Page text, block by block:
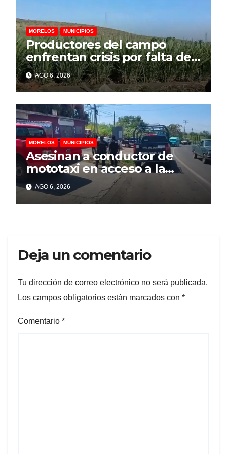
MORELOS MUNICIPIOS
Productores del campo
enfrentan crisis por falta de
financiamiento, advierte
representante cañero
AGO 6, 2026
MORELOS MUNICIPIOS
Asesinan a conductor de
mototaxi en acceso a la
colonia Cazahuates, en
Tlayacapan
AGO 6, 2026
Deja un comentario
Tu dirección de correo electrónico no será publicada.
Los campos obligatorios están marcados con *
Comentario *